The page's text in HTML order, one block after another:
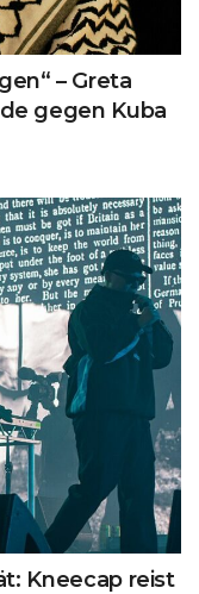
– Greta
gegen Kuba
Kneecap reist